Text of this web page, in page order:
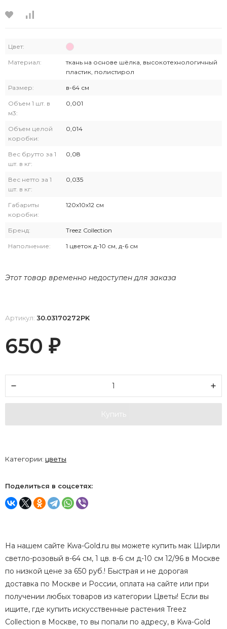
Цвет:
Материал:
ткань на основе шёлка, высокотехнологичный
пластик, полистирол
Размер: в-64 см
Объем 1 шт. в
м3:
0,001
Объем целой
коробки:
0,014
Вес брутто за 1
шт. в кг:
0,08
Вес нетто за 1
шт. в кг:
0,035
Габариты
коробки:
120х10х12 см
Бренд: Treez Collection
Наполнение: 1 цветок д-10 см, д-6 см
Этот товар временно недоступен для заказа
Артикул: 30.03170272PK
650 ₽
Купить
Категории: цветы
Поделиться в соцсетях:
На нашем сайте Kwa-Gold.ru вы можете купить мак Ширли
светло-розовый в-64 см, 1 цв. в-6 см д-10 см 12/96 в Москве
по низкой цене за 650 руб.! Быстрая и не дорогая
доставка по Москве и России, оплата на сайте или при
получении любых товаров из категории Цветы! Если вы
ищите, где купить искусственные растения Treez
Collection в Москве, то вы попали по адресу, в Kwa-Gold